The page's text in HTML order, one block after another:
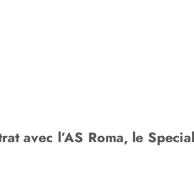
avec l’AS Roma, le